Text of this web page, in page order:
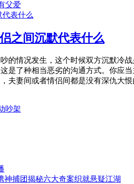
父爱
之间沉默代表什么
的情况发生，这个时候双方沉默冷
是了种相当恶劣的沟通方式。你应
夫妻间或者情侣间都是没有深仇大
吵架
神捕团揭秘六大奇案织就悬疑江湖